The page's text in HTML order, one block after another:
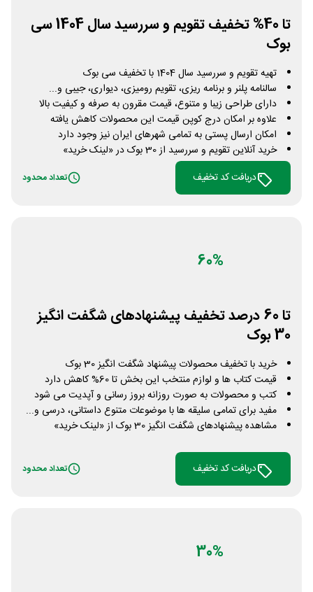
تا 40% تخفیف تقویم و سررسید سال 1404 سی
بوک
تهیه تقویم و سررسید سال 1404 با تخفیف سی بوک
سالنامه پلنر و برنامه ریزی، تقویم رومیزی، دیواری، جیبی و...
دارای طراحی زیبا و متنوع، قیمت مقرون به صرفه و کیفیت بالا
علاوه بر امکان درج کوپن قیمت این محصولات کاهش یافته
امکان ارسال پستی به تمامی شهرهای ایران نیز وجود دارد
خرید آنلاین تقویم و سررسید از 30 بوک در «لینک خرید»
دریافت کد تخفیف
تعداد محدود
60%
تا 60 درصد تخفیف پیشنهادهای شگفت انگیز
30 بوک
خرید با تخفیف محصولات پیشنهاد شگفت انگیز 30 بوک
قیمت کتاب ها و لوازم منتخب این بخش تا 60% کاهش دارد
کتب و محصولات به صورت روزانه بروز رسانی و آپدیت می شود
مفید برای تمامی سلیقه ها با موضوعات متنوع داستانی، درسی و...
مشاهده پیشنهادهای شگفت انگیز 30 بوک از «لینک خرید»
دریافت کد تخفیف تعداد محدود
30%